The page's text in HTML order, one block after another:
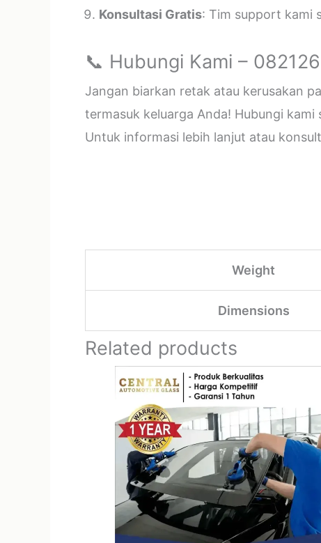
Konsultasi Gratis: Tim support kami
📞 Hubungi Kami –
Jangan biarkan retak atau kerusakan
termasuk keluarga Anda! Hubungi
Untuk informasi lebih lanjut atau
Weight
Dimensions
Related products